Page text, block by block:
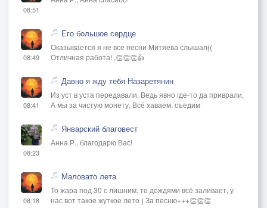
08:51
08:49
Его большое сердце
Оказывается я не все песни Митяева слышал((
Отличная работа! ,👏👏👏👍
08:41
Давно я жду тебя Назаретянин
Из уст в уста передавали, Ведь явно где-то да приврали,
А мы за чистую монету, Всё хаваем, съедим
08:23
Январский благовест
Анна Р., благодарю Вас!
08:18
Маловато лета
То жара под 30 с лишним, то дождями всё заливает, у
нас вот такое жуткое лето ) За песню+++👏👏👏